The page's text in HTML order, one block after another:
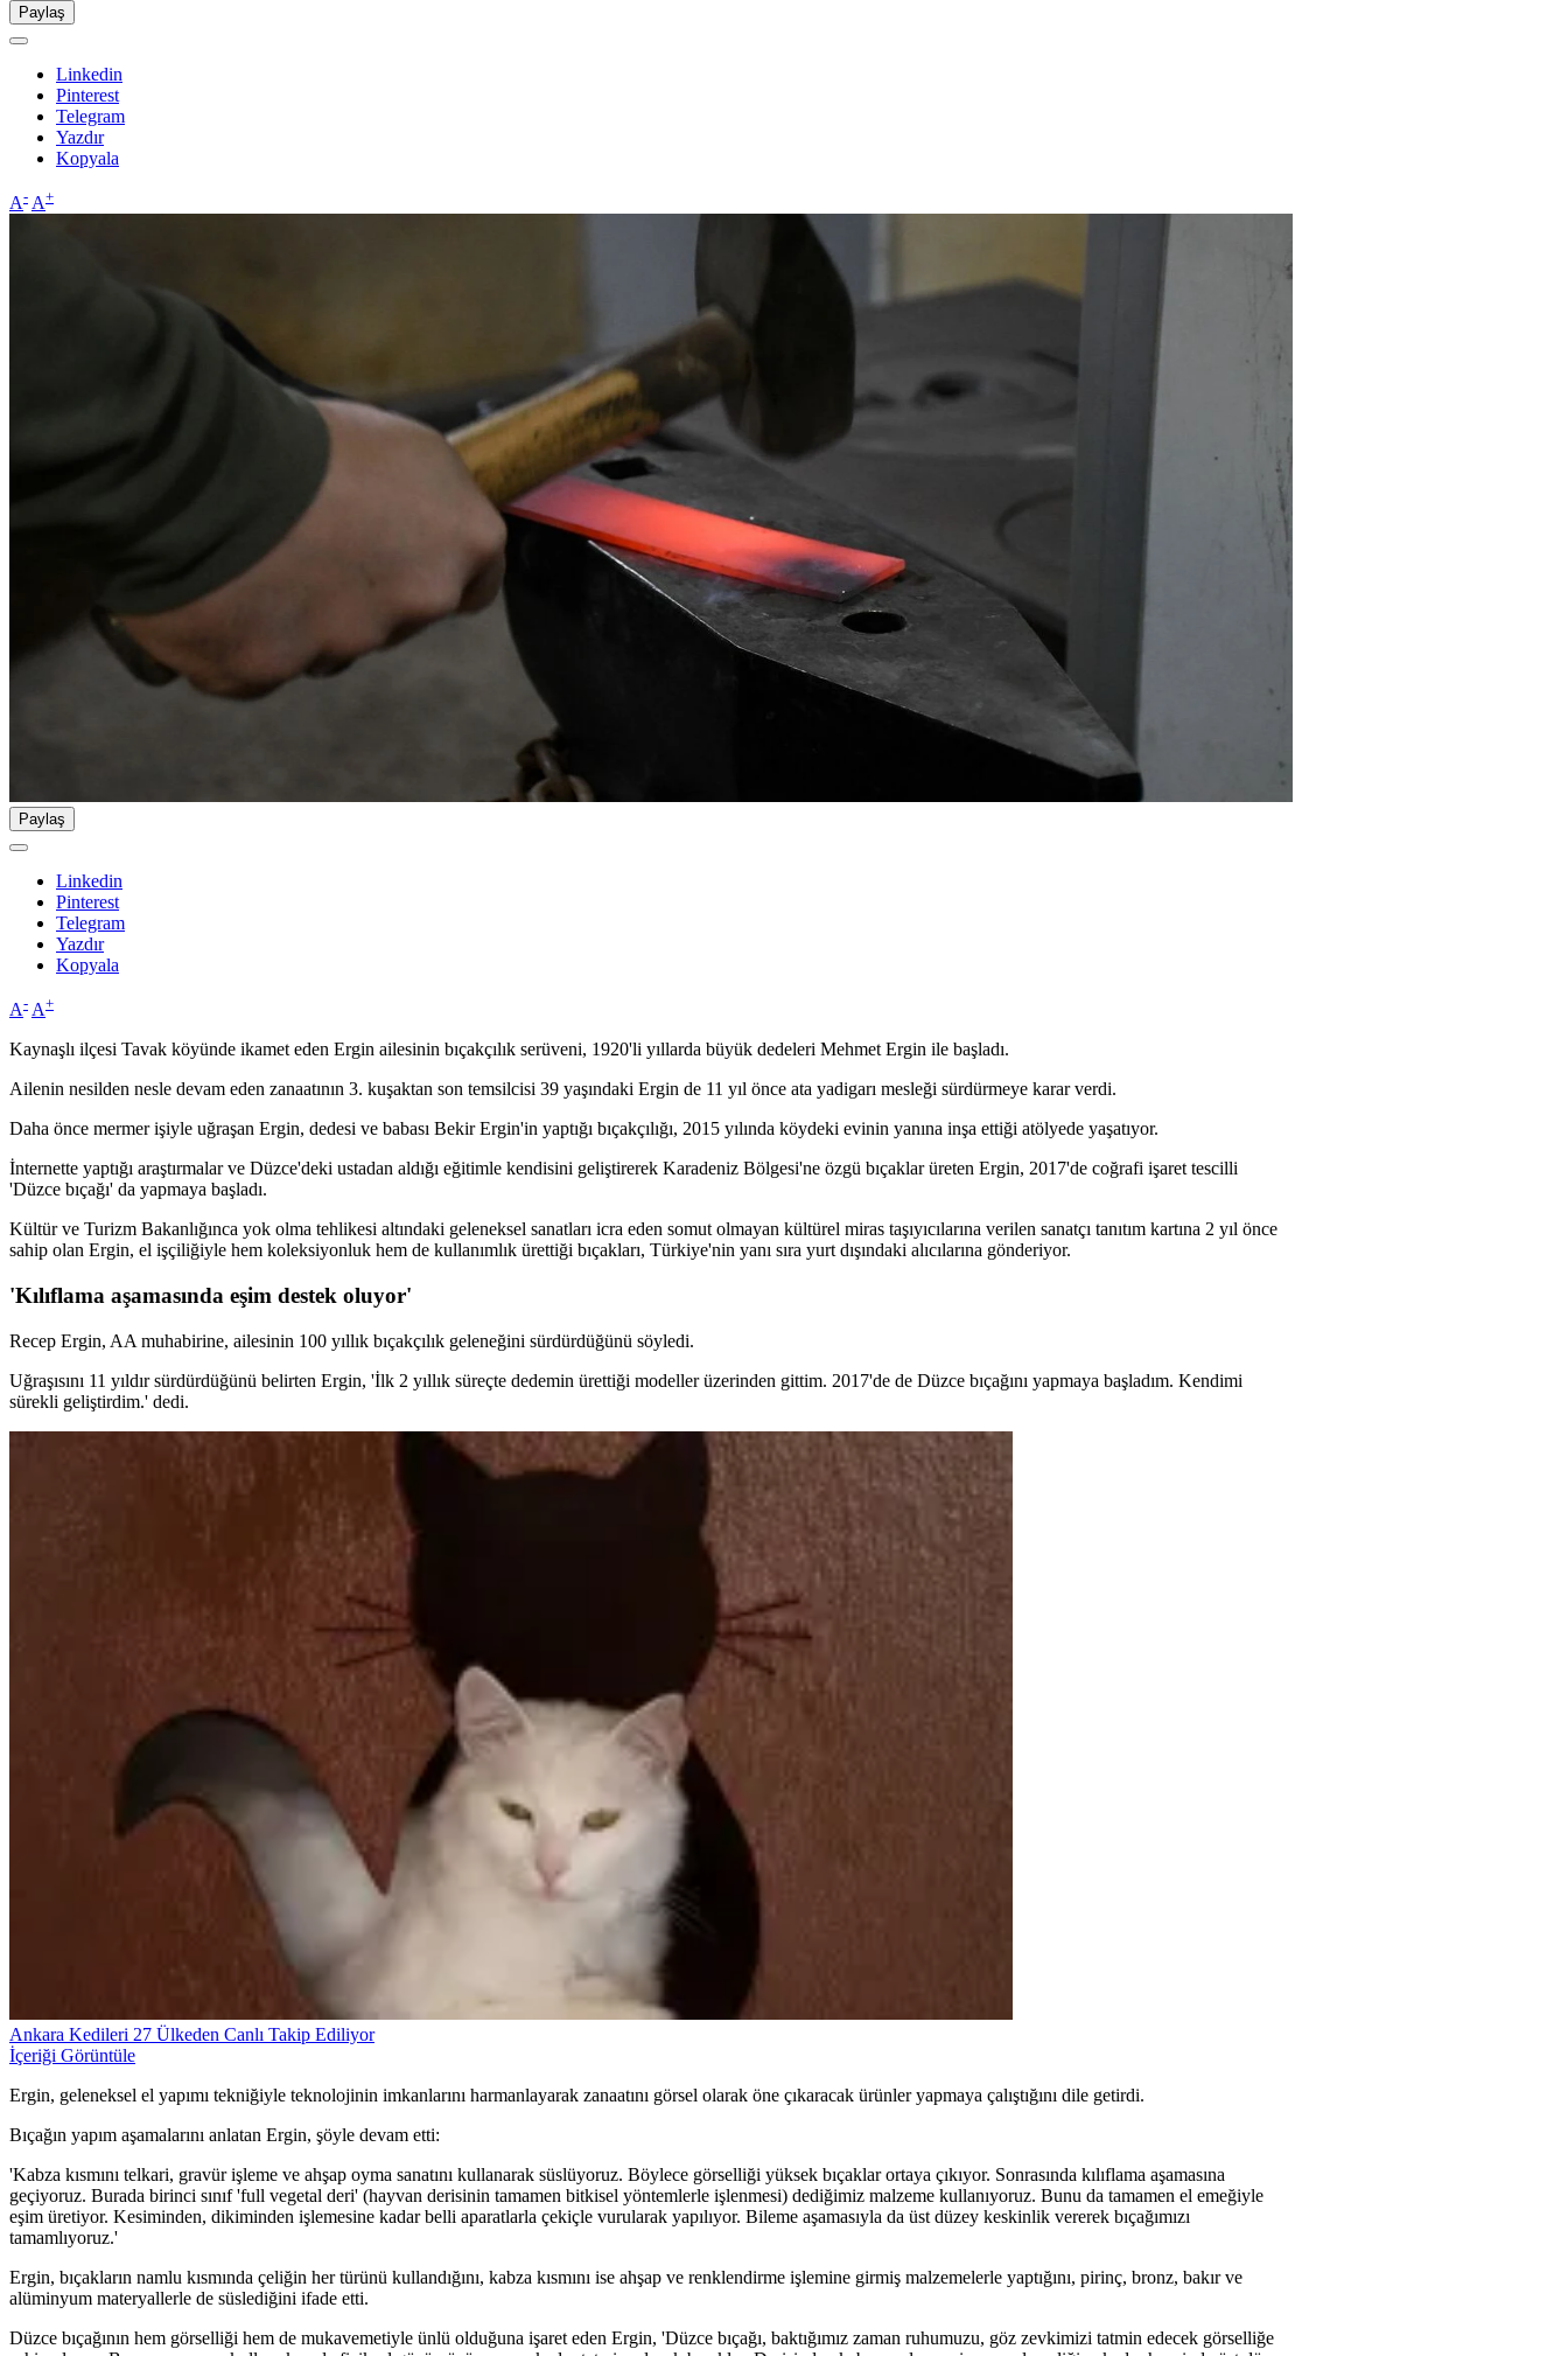
Paylaş
Linkedin
Pinterest
Telegram
Yazdır
Kopyala
A- A+
Paylaş
Linkedin
Pinterest
Telegram
Yazdır
Kopyala
A- A+
Kaynaşlı ilçesi Tavak köyünde ikamet eden Ergin ailesinin bıçakçılık serüveni, 1920'li yıllarda büyük dedeleri Mehmet Ergin ile başladı.
Ailenin nesilden nesle devam eden zanaatının 3. kuşaktan son temsilcisi 39 yaşındaki Ergin de 11 yıl önce ata yadigarı mesleği sürdürmeye karar verdi.
Daha önce mermer işiyle uğraşan Ergin, dedesi ve babası Bekir Ergin'in yaptığı bıçakçılığı, 2015 yılında köydeki evinin yanına inşa ettiği atölyede yaşatıyor.
İnternette yaptığı araştırmalar ve Düzce'deki ustadan aldığı eğitimle kendisini geliştirerek Karadeniz Bölgesi'ne özgü bıçaklar üreten Ergin, 2017'de coğrafi işaret tescilli
'Düzce bıçağı' da yapmaya başladı.
Kültür ve Turizm Bakanlığınca yok olma tehlikesi altındaki geleneksel sanatları icra eden somut olmayan kültürel miras taşıyıcılarına verilen sanatçı tanıtım kartına 2 yıl önce
sahip olan Ergin, el işçiliğiyle hem koleksiyonluk hem de kullanımlık ürettiği bıçakları, Türkiye'nin yanı sıra yurt dışındaki alıcılarına gönderiyor.
'Kılıflama aşamasında eşim destek oluyor'
Recep Ergin, AA muhabirine, ailesinin 100 yıllık bıçakçılık geleneğini sürdürdüğünü söyledi.
Uğraşısını 11 yıldır sürdürdüğünü belirten Ergin, 'İlk 2 yıllık süreçte dedemin ürettiği modeller üzerinden gittim. 2017'de de Düzce bıçağını yapmaya başladım. Kendimi
sürekli geliştirdim.' dedi.
Ankara Kedileri 27 Ülkeden Canlı Takip Ediliyor
İçeriği Görüntüle
Ergin, geleneksel el yapımı tekniğiyle teknolojinin imkanlarını harmanlayarak zanaatını görsel olarak öne çıkaracak ürünler yapmaya çalıştığını dile getirdi.
Bıçağın yapım aşamalarını anlatan Ergin, şöyle devam etti:
'Kabza kısmını telkari, gravür işleme ve ahşap oyma sanatını kullanarak süslüyoruz. Böylece görselliği yüksek bıçaklar ortaya çıkıyor. Sonrasında kılıflama aşamasına
geçiyoruz. Burada birinci sınıf 'full vegetal deri' (hayvan derisinin tamamen bitkisel yöntemlerle işlenmesi) dediğimiz malzeme kullanıyoruz. Bunu da tamamen el emeğiyle
eşim üretiyor. Kesiminden, dikiminden işlemesine kadar belli aparatlarla çekiçle vurularak yapılıyor. Bileme aşamasıyla da üst düzey keskinlik vererek bıçağımızı
tamamlıyoruz.'
Ergin, bıçakların namlu kısmında çeliğin her türünü kullandığını, kabza kısmını ise ahşap ve renklendirme işlemine girmiş malzemelerle yaptığını, pirinç, bronz, bakır ve
alüminyum materyallerle de süslediğini ifade etti.
Düzce bıçağının hem görselliği hem de mukavemetiyle ünlü olduğuna işaret eden Ergin, 'Düzce bıçağı, baktığımız zaman ruhumuzu, göz zevkimizi tatmin edecek görselliğe